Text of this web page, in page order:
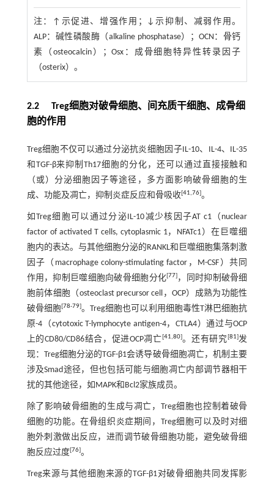
注：
↑示促进、增强作用；↓示抑制、减弱作用。
ALP：碱性磷酸酶（alkaline phosphatase）；OCN：骨钙
素（osteocalcin）；Osx：成骨细胞特异性转录因子
（osterix）。
2.2 Treg细胞对破骨细胞、间充质干细胞、成骨细
胞的作用
Treg细胞不仅可以通过分泌抗炎细胞因子IL-10、IL-4、IL-35
和TGF-β来抑制Th17细胞的分化，还可以通过直接接触和
（或）分泌细胞因子等途径，多方面影响破骨细胞的生
成、功能及凋亡，抑制炎症反应和骨吸收[41,76]。
如Treg细胞可以通过分泌IL-10减少核因子AT c1（nuclear
factor of activated T cells, cytoplasmic 1，NFATc1）在巨噬细
胞内的表达。与其他细胞分泌的RANKL和巨噬细胞集落刺激
因子（macrophage colony-stimulating factor，M-CSF）共同
作用，抑制巨噬细胞向破骨细胞分化[77] ，同时抑制破骨细
胞前体细胞（osteoclast precursor cell，OCP）成熟为功能性
破骨细胞[78-79]。Treg细胞也可以利用细胞毒性T淋巴细胞抗
原-4（cytotoxic T-lymphocyte antigen-4，CTLA4）通过与OCP
上的CD80/CD86结合，促进OCP凋亡[41,80]。还有研究[81]发
现：Treg细胞分泌的TGF-β1会诱导破骨细胞凋亡，机制主要
涉及Smad途径，但也包括可能与细胞凋亡内部调节器相干
扰的其他途径，如MAPK和Bcl2家族成员。
除了影响破骨细胞的生成与凋亡，Treg细胞也控制着破骨
细胞的功能。在骨组织炎症期间，Treg细胞可以及时对细
胞外刺激做出反应，进而调节破骨细胞功能，避免破骨细
胞反应过度[76]。
Treg来源与其他细胞来源的TGF-β1对破骨细胞共同发挥影